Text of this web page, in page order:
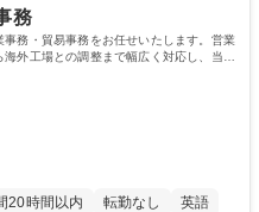
務
務・貿易事務をお任せいたします。営業
外工場との調整まで幅広く対応し、当社
20時間以内 転勤なし
英語